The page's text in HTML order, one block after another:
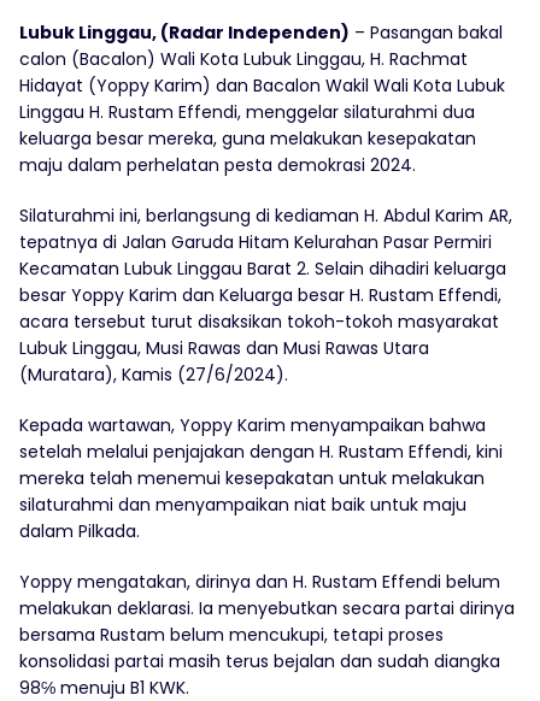
Lubuk Linggau, (Radar Independen) – Pasangan bakal
calon (Bacalon) Wali Kota Lubuk Linggau, H. Rachmat
Hidayat (Yoppy Karim) dan Bacalon Wakil Wali Kota Lubuk
Linggau H. Rustam Effendi, menggelar silaturahmi dua
keluarga besar mereka, guna melakukan kesepakatan
maju dalam perhelatan pesta demokrasi 2024.
Silaturahmi ini, berlangsung di kediaman H. Abdul Karim AR,
tepatnya di Jalan Garuda Hitam Kelurahan Pasar Permiri
Kecamatan Lubuk Linggau Barat 2. Selain dihadiri keluarga
besar Yoppy Karim dan Keluarga besar H. Rustam Effendi,
acara tersebut turut disaksikan tokoh-tokoh masyarakat
Lubuk Linggau, Musi Rawas dan Musi Rawas Utara
(Muratara), Kamis (27/6/2024).
Kepada wartawan, Yoppy Karim menyampaikan bahwa
setelah melalui penjajakan dengan H. Rustam Effendi, kini
mereka telah menemui kesepakatan untuk melakukan
silaturahmi dan menyampaikan niat baik untuk maju
dalam Pilkada.
Yoppy mengatakan, dirinya dan H. Rustam Effendi belum
melakukan deklarasi. Ia menyebutkan secara partai dirinya
bersama Rustam belum mencukupi, tetapi proses
konsolidasi partai masih terus bejalan dan sudah diangka
98℅ menuju B1 KWK.